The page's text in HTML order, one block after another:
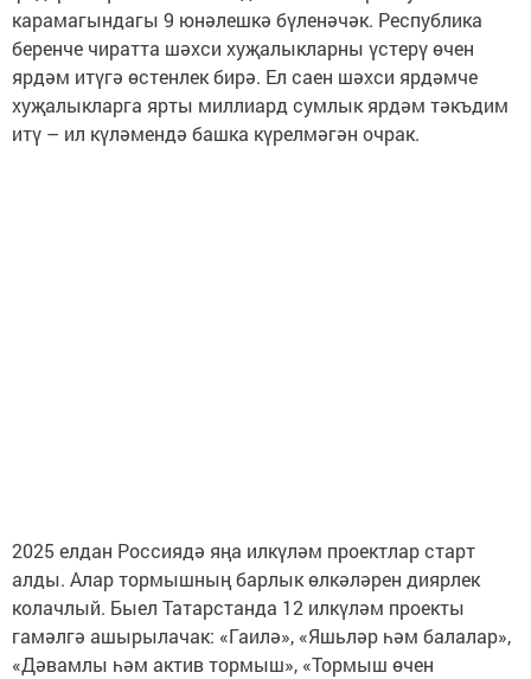
карамагындагы 9 юнәлешкә бүленәчәк. Республика
беренче чиратта шәхси хуҗалыкларны үстерү өчен
ярдәм итүгә өстенлек бирә. Ел саен шәхси ярдәмче
хуҗалыкларга ярты миллиард сумлык ярдәм тәкъдим
итү – ил күләмендә башка күрелмәгән очрак.
2025 елдан Россиядә яңа илкүләм проектлар старт
алды. Алар тормышның барлык өлкәләрен диярлек
колачлый. Быел Татарстанда 12 илкүләм проекты
гамәлгә ашырылачак: «Гаилә», «Яшьләр һәм балалар»,
«Дәвамлы һәм актив тормыш», «Тормыш өчен